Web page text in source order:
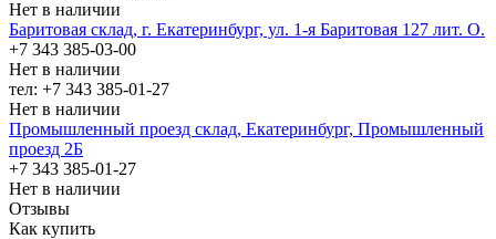
Нет в наличии
Баритовая склад, г. Екатеринбург, ул. 1-я Баритовая 127 лит. О.
+7 343 385-03-00
Нет в наличии
тел: +7 343 385-01-27
Нет в наличии
Промышленный проезд cклад, Екатеринбург, Промышленный
проезд 2Б
+7 343 385-01-27
Нет в наличии
Отзывы
Как купить